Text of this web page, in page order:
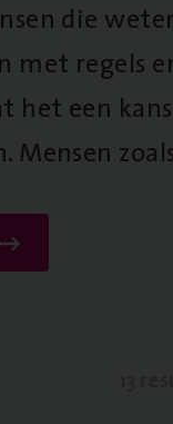
die
met regels
het een
Mensen